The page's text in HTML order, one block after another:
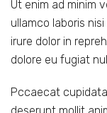
Ut enim ad minim
ullamco laboris
irure dolor in
dolore eu fugiat
Pccaecat